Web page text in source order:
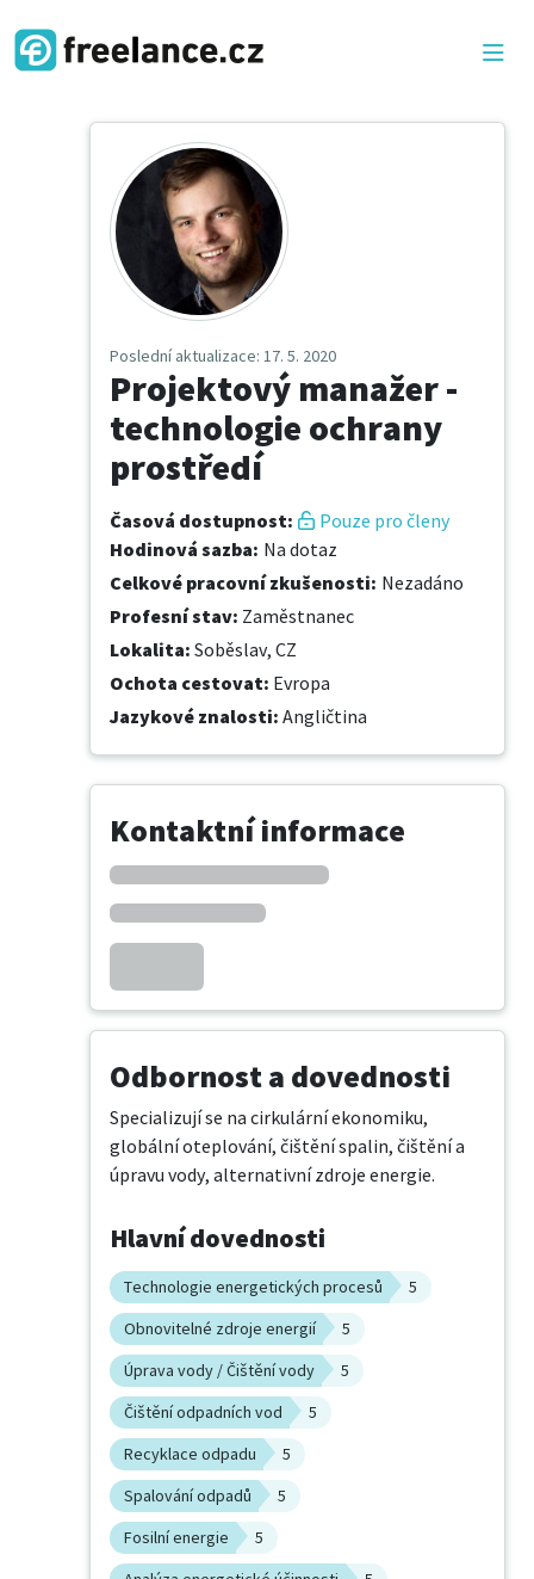
Poslední aktualizace: 17. 5. 2020
Projektový manažer -
technologie ochrany
prostředí
Časová dostupnost:
Pouze pro členy
Hodinová sazba: Na dotaz
Celkové pracovní zkušenosti: Nezadáno
Profesní stav: Zaměstnanec
Lokalita: Soběslav, CZ
Ochota cestovat: Evropa
Jazykové znalosti: Angličtina
Kontaktní informace
Odbornost a dovednosti
Specializují se na cirkulární ekonomiku,
globální oteplování, čištění spalin, čištění a
úpravu vody, alternativní zdroje energie.
Hlavní dovednosti
Technologie energetických procesů
5
Obnovitelné zdroje energií
5
Úprava vody / Čištění vody
5
Čištění odpadních vod
5
Recyklace odpadu
5
Spalování odpadů
5
Fosilní energie
5